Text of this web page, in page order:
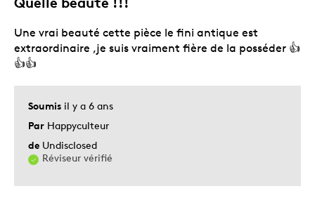
Soumis il y a 6 ans
Par Happyculteur
de Undisclosed
Réviseur vérifié
Une vrai beauté cette pièce le fini antique est
extraordinaire ,je suis vraiment fière de la posséder 👍
👍👍